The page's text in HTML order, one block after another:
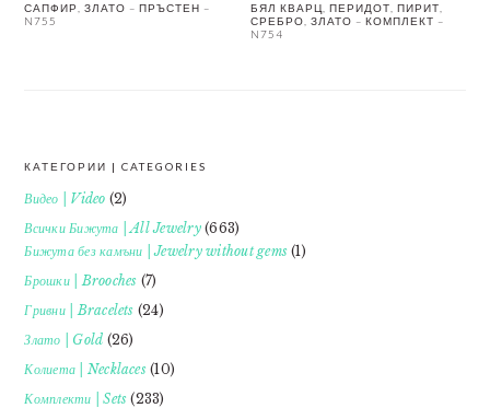
САПФИР, ЗЛАТО – ПРЪСТЕН –
N755
БЯЛ КВАРЦ, ПЕРИДОТ, ПИРИТ,
СРЕБРО, ЗЛАТО – КОМПЛЕКТ –
N754
FOOTER
КАТЕГОРИИ | CATEGORIES
Видео | Video (2)
Всички Бижута | All Jewelry(663)
Бижута без камъни | Jewelry without gems (1)
Брошки | Brooches (7)
Гривни | Bracelets (24)
Злато | Gold (26)
Колиета | Necklaces(10)
Комплекти | Sets (233)